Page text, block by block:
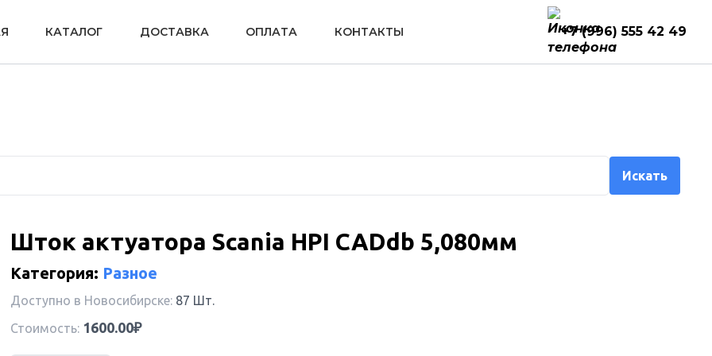
КАТАЛОГ ДОСТАВКА ОПЛАТА КОНТАКТЫ +7 (996) 555 42 49
Искать
Шток актуатора Scania HPI CADdb 5,080мм
Категория: Разное
Доступно в Новосибирске: 87 Шт.
Стоимость: 1600.00₽